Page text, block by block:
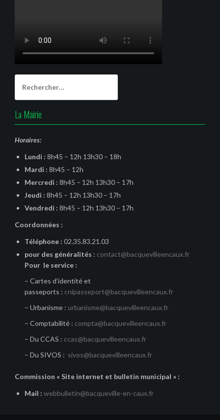
La Mairie
Horaires:
Lundi : 8h45 – 12h 13h30 – 18h
Mardi : 8h45 – 12h
Mercredi : 8h45 – 12h 13h30 – 17h
Jeudi : 8h45 – 12h 13h30 – 17h
Vendredi : 8h45 – 12h 13h30 – 17h
Coordonnées :
Téléphone : 02.35.83.21.03
pour des généralités : contact@bacquevilleencaux.fr
Pour le service :
– Cartes d’identité et
passeports : cnipasseport@bacquevilleencaux.fr
– Urbanisme : urbanisme@bacquevilleencaux.fr
– Comptabilité : compta@bacquevilleencaux.fr
– Du CCAS : ccas@bacquevilleencaux.fr
– Du SIVOS : sivos@bacquevilleencaux.fr
Commission « Site internet et bulletin municipal » :
Mail : webbulletin@bacqueville-en-caux.fr